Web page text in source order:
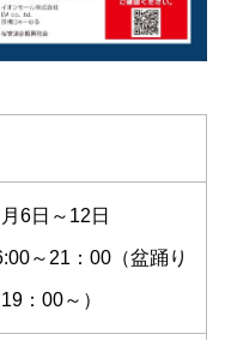
月6日～12日
～21：00（盆踊り
：00～）